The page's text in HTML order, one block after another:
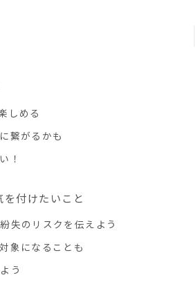
しめる
繋がるかも
！
付けたいこと
失のリスクを伝えよう
象になることも
う